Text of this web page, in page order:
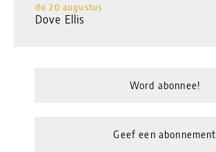
do 20 augustus
Dove Ellis
Word abonnee!
Geef een abonnement